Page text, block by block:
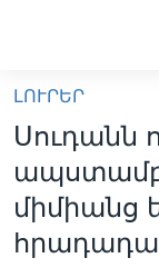
հիմնական
անցնել
հիմնական
հիմնական
ԼՈՒՐԵՐ
ՍՓՅՈՒՌՔ
ՏԵՍԱՆՅՈՒԹԵՐ
ԼՈՒՐԵՐ
Սուդանն
միմիանց